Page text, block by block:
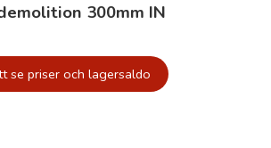
300mm IN
se priser och lagersaldo